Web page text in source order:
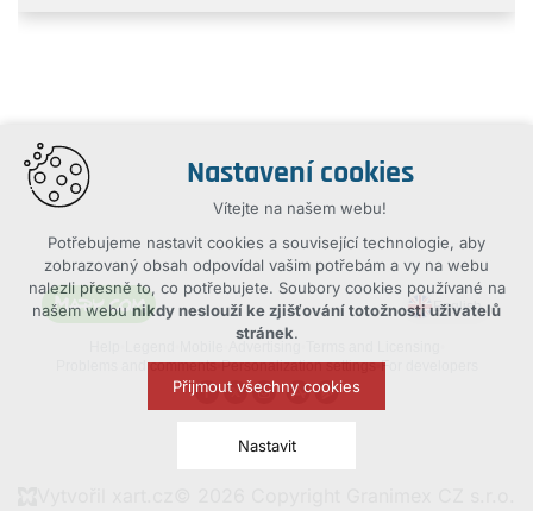
Nastavení cookies
Vítejte na našem webu!
Potřebujeme nastavit cookies a související technologie, aby
zobrazovaný obsah odpovídal vašim potřebám a vy na webu
nalezli přesně to, co potřebujete. Soubory cookies používané na
našem webu nikdy neslouží ke zjišťování totožnosti uživatelů
stránek.
Přijmout všechny cookies
Nastavit